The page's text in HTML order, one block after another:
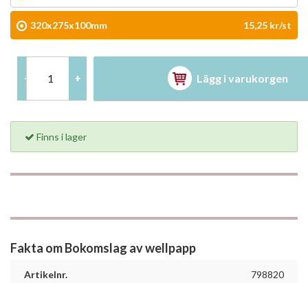
320x275x100mm 15,25 kr/st
- + Lägg i varukorgen
Finns i lager
Fakta om Bokomslag av wellpapp
Artikelnr. 798820